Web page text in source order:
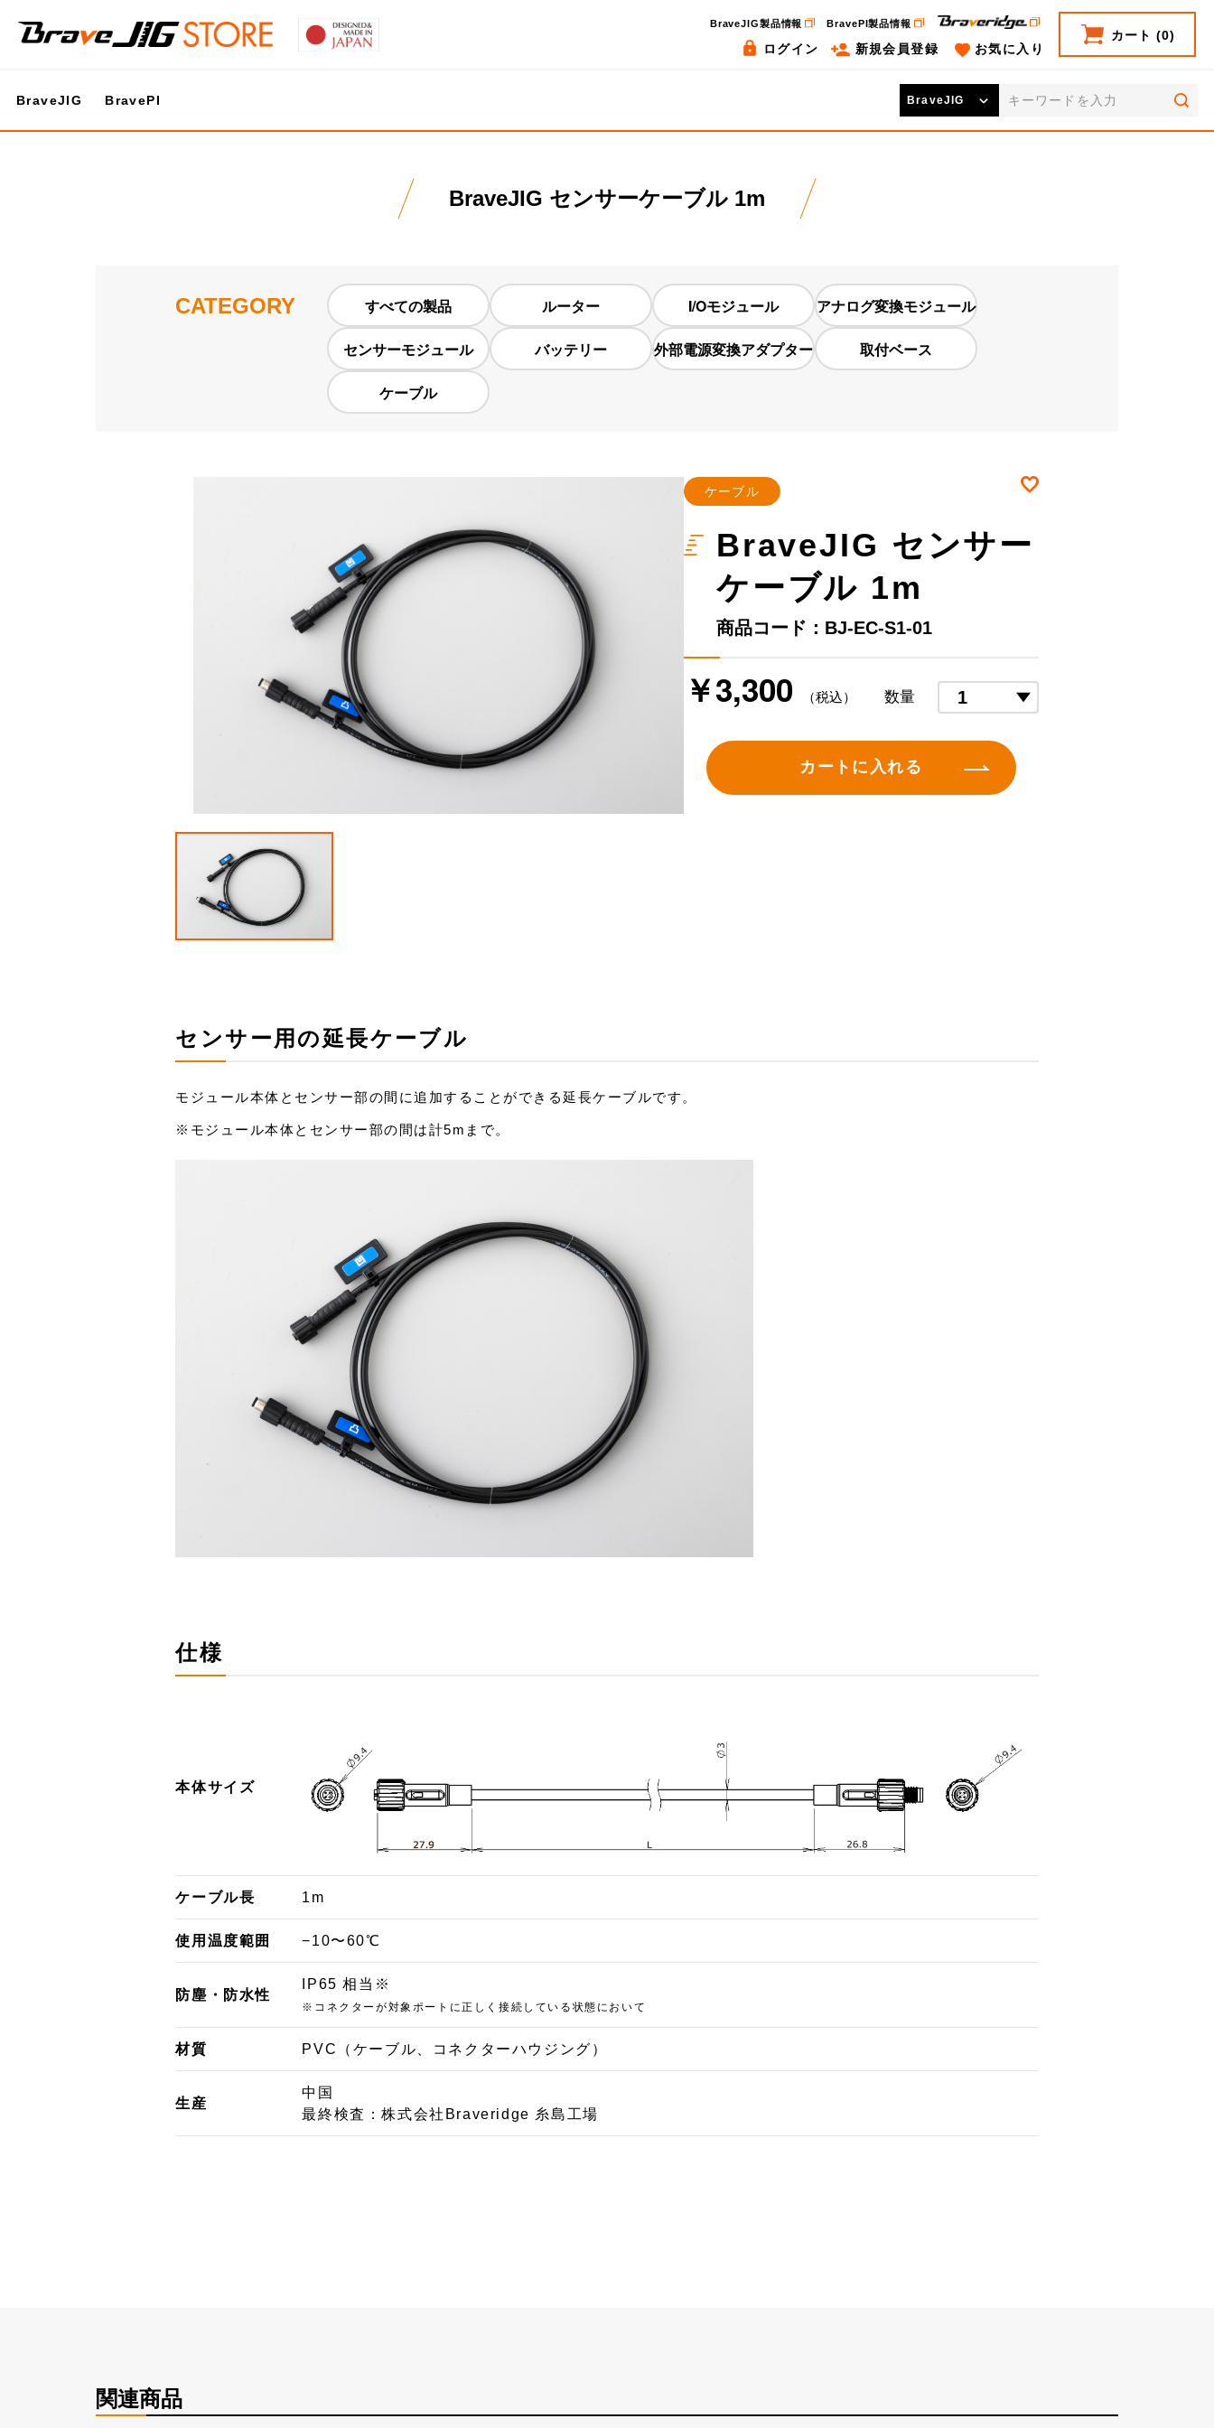
BraveJIG製品情報 BravePI製品情報
ログイン 新規会員登録 お気に入り
カート (0)
BraveJIG BravePI
BraveJIG センサーケーブル 1m
CATEGORY すべての製品 ルーター I/Oモジュール アナログ変換モジュール
センサーモジュール バッテリー 外部電源変換アダプター 取付ベース
ケーブル
お気に入り
ケーブル
BraveJIG センサー
ケーブル 1m
商品コード：BJ-EC-S1-01
￥3,300 （税込） 数量
カートに入れる
センサー用の延長ケーブル
モジュール本体とセンサー部の間に追加することができる延長ケーブルです。
※モジュール本体とセンサー部の間は計5mまで。
仕様
本体サイズ
ケーブル長 1m
使用温度範囲 −10〜60℃
防塵・防水性
IP65 相当※
※コネクターが対象ポートに正しく接続している状態において
材質 PVC（ケーブル、コネクターハウジング）
生産
中国
最終検査：株式会社Braveridge 糸島工場
お買い物を続ける
関連商品